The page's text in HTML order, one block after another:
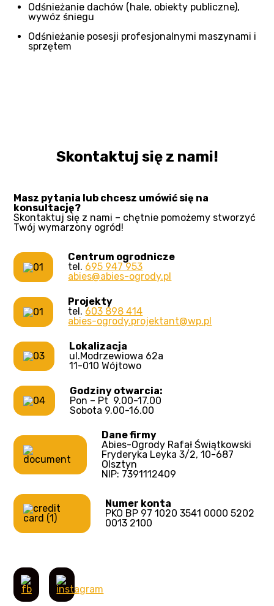
Odśnieżanie dachów (hale, obiekty publiczne),
wywóz śniegu
Odśnieżanie posesji profesjonalnymi maszynami i
sprzętem
Skontaktuj się z nami!
Masz pytania lub chcesz umówić się na
konsultację?
Skontaktuj się z nami – chętnie pomożemy stworzyć
Twój wymarzony ogród!
Centrum ogrodnicze
tel. 695 947 953
abies@abies-ogrody.pl
Projekty
tel. 603 898 414
abies-ogrody.projektant@wp.pl
Lokalizacja
ul.Modrzewiowa 62a
11-010 Wójtowo
Godziny otwarcia:
Pon – Pt 9.00-17.00
Sobota 9.00-16.00
Dane firmy
Abies-Ogrody Rafał Świątkowski
Fryderyka Leyka 3/2, 10-687
Olsztyn
NIP: 7391112409
Numer konta
PKO BP 97 1020 3541 0000 5202
0013 2100